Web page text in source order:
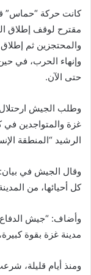
كانت حركة “حماس”
والمحتجزين ثم
وإنهاء الحرب، في
حتى الآن.
وطلب الجيش ارحتلال
غزة والمتواجدين في
الرشيد “المنطقة
وقال الجيش في
كل أحيائها، من
وأضاف: “جيش
مدينة غزة بقوة
ومنذ أيام قليلة،